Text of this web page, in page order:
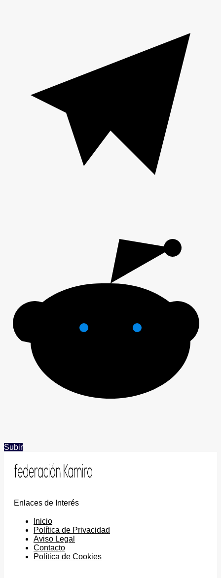
Subir
Enlaces de Interés
Inicio
Política de Privacidad
Aviso Legal
Contacto
Política de Cookies